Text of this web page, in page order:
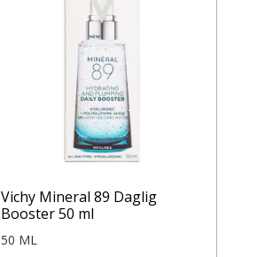
Vichy Mineral 89 Daglig
Booster 50 ml
50 ML